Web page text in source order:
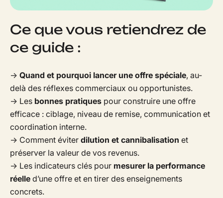
Ce que vous retiendrez de
ce guide :
→ Quand et pourquoi lancer une offre spéciale, au-
delà des réflexes commerciaux ou opportunistes.
→ Les bonnes pratiques pour construire une offre
efficace : ciblage, niveau de remise, communication et
coordination interne.
→ Comment éviter dilution et cannibalisation et
préserver la valeur de vos revenus.
→ Les indicateurs clés pour mesurer la performance
réelle d’une offre et en tirer des enseignements
concrets.